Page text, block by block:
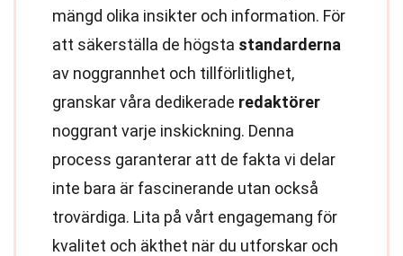
mängd olika insikter och information. För
att säkerställa de högsta standarderna
av noggrannhet och tillförlitlighet,
granskar våra dedikerade redaktörer
noggrant varje inskickning. Denna
process garanterar att de fakta vi delar
inte bara är fascinerande utan också
trovärdiga. Lita på vårt engagemang för
kvalitet och äkthet när du utforskar och